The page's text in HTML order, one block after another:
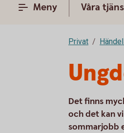
Meny Våra
Privat
Det finns
och det kan
sommarjobb